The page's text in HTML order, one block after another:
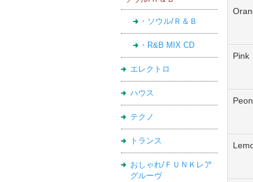
・ソウル/Ｒ＆Ｂ
・R&B MIX CD
エレクトロ
ハウス
テクノ
トランス
おしゃれ/ＦＵＮＫレア
グルーヴ
Pink